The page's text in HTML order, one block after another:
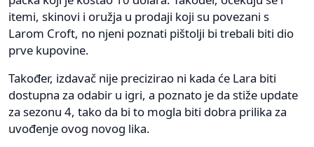
itemi, skinovi i oružja u prodaji koji su povezani s
Larom Croft, no njeni poznati pištolji bi trebali biti dio
prve kupovine.
Također, izdavač nije precizirao ni kada će Lara biti
dostupna za odabir u igri, a poznato je da stiže update
za sezonu 4, tako da bi to mogla biti dobra prilika za
uvođenje ovog novog lika.